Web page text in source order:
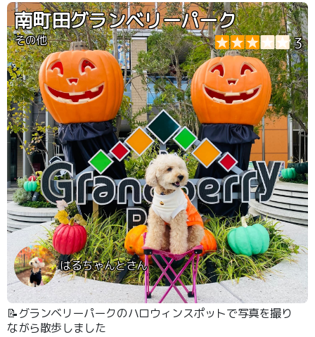
理もどれも美味しい！スペインワインが美味しいです。ま
た行きたくなるお店です。
南町田グランベリーパーク
その他 3
はるちゃんとさん
📝グランベリーパークのハロウィンスポットで写真を撮り
ながら散歩しました